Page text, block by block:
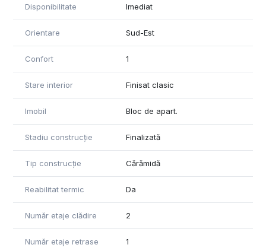
Disponibilitate Imediat
Orientare Sud-Est
Confort 1
Stare interior Finisat clasic
Imobil Bloc de apart.
Stadiu construcție Finalizată
Tip construcție Cărămidă
Reabilitat termic Da
Număr etaje clădire 2
Număr etaje retrase 1